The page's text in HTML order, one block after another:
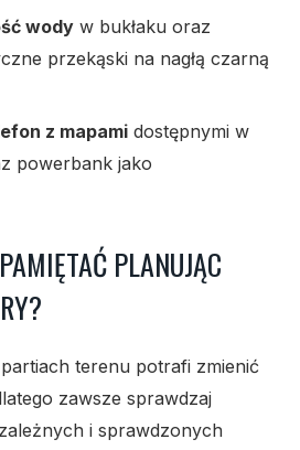
wody w bukłaku oraz
przekąski na nagłą czarną
z mapami dostępnymi w
powerbank jako
PLANUJĄC
terenu potrafi zmienić
zawsze sprawdzaj
i sprawdzonych